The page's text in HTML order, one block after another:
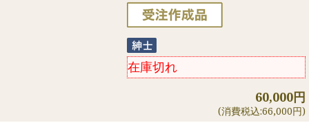
在庫切れ
60,000円
(消費税込:66,000円)